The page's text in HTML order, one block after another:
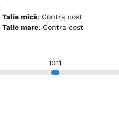
animale de companie - Talie mică
: Contra cost
animale de companie - Talie mare
: Contra cost
1011